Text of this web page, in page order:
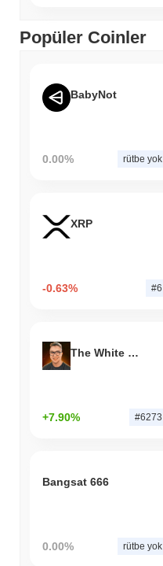
Popüler Coinler
BabyNot
0.00% rütbe yok
XRP
-0.63% #6
The White Bull
+7.90% #6273
Bangsat 666
0.00% rütbe yok